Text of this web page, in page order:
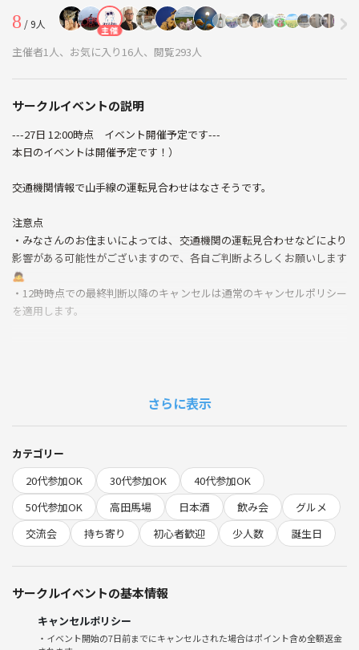
8 / 9人 主催
主催者1人、お気に入り16人、閲覧293人
サークルイベントの説明
---27日 12:00時点 イベント開催予定です---
本日のイベントは開催予定です！）
交通機関情報で山手線の運転見合わせはなさそうです。
注意点
・みなさんのお住まいによっては、交通機関の運転見合わせなどにより
影響がある可能性がございますので、各自ご判断よろしくお願いします
🙇
・12時時点での最終判断以降のキャンセルは通常のキャンセルポリシー
を適用します。
その他、今回の日本酒ラインナップは来てからのお楽しみにしようと思
います〜
いつも通り十分量提供します！
今回は私のお誕生日月にちなんでプレミアムな日本酒の中でも最高峰の
お酒を出します！
つストックして来た日本酒を開放します！
ろしくお願いします🙇
もしあまったら皆さんにプレゼントという大盤振る舞い！！
さらに表示
カテゴリー
20代参加OK
30代参加OK
40代参加OK
50代参加OK
高田馬場 日本酒 飲み会
グルメ
交流会
持ち寄り 初心者歓迎 少人数 誕生日
サークルイベントの基本情報
キャンセルポリシー
・イベント開始の7日前までにキャンセルされた場合はポイント含め全額返金